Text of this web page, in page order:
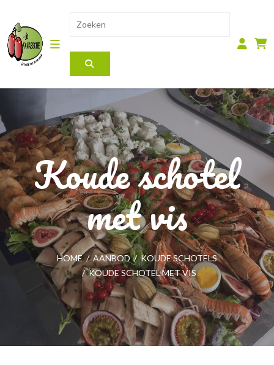
Koude schotel
met vis
HOME / AANBOD / KOUDE SCHOTELS
/ KOUDE SCHOTEL MET VIS